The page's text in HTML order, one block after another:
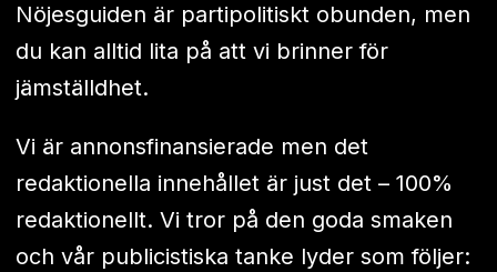
Nöjesguiden är partipolitiskt obunden, men
du kan alltid lita på att vi brinner för
jämställdhet.
Vi är annonsfinansierade men det
redaktionella innehållet är just det – 100%
redaktionellt. Vi tror på den goda smaken
och vår publicistiska tanke lyder som följer: